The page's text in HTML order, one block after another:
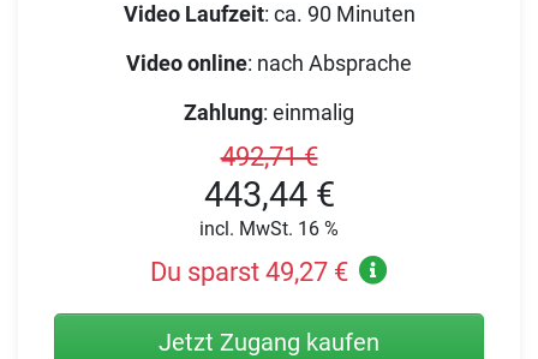
Video Laufzeit: ca. 90 Minuten
Video online: nach Absprache
Zahlung: einmalig
492,71 €
443,44 €
incl. MwSt. 16 %
Du sparst 49,27 €
Jetzt Zugang kaufen